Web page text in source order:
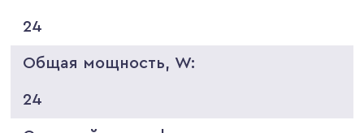
24
Общая мощность, W:
24